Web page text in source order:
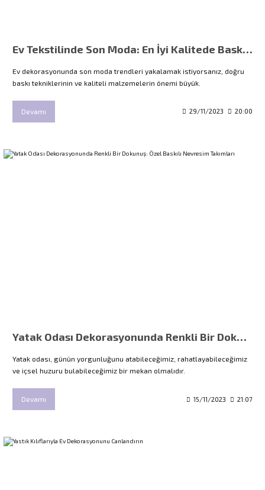
Ev Tekstilinde Son Moda: En İyi Kalitede Baskı Teknikleri
Ev dekorasyonunda son moda trendleri yakalamak istiyorsanız, doğru
baskı tekniklerinin ve kaliteli malzemelerin önemi büyük.
Devamı 29/11/2023 20:00
Yatak Odası Dekorasyonunda Renkli Bir Dokunuş: Özel Baskılı Nevresim Takımları
Yatak odası, günün yorgunluğunu atabileceğimiz, rahatlayabileceğimiz
ve içsel huzuru bulabileceğimiz bir mekan olmalıdır.
Devamı 15/11/2023 21:07